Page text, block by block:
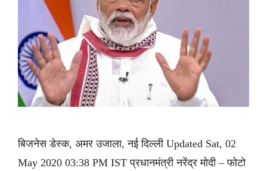
बिजनेस डेस्क, अमर उजाला, नई दिल्ली Updated Sat, 02
May 2020 03:38 PM IST प्रधानमंत्री नरेंद्र मोदी – फोटो